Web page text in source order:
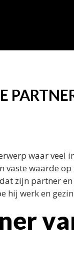
waar
vaste waarde
zijn partner
hij werk en